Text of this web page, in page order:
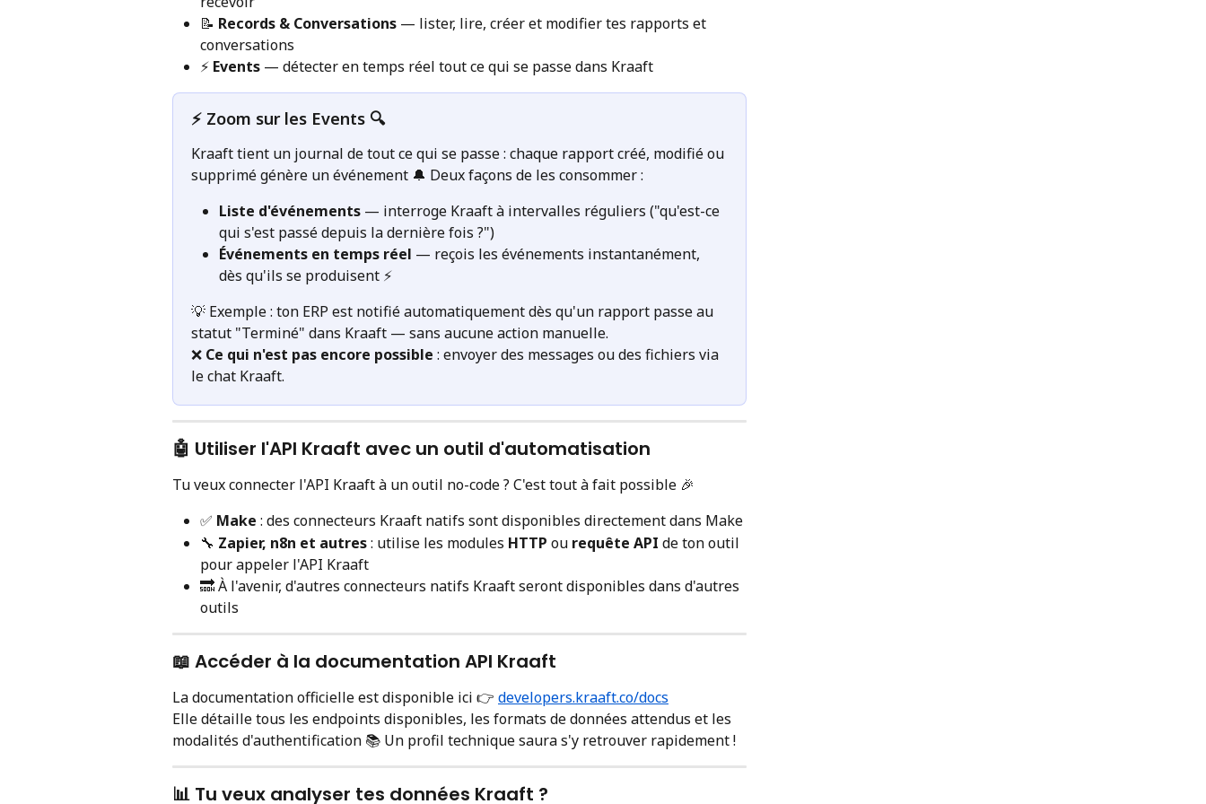
📝 Records & Conversations — lister, lire, créer et modifier tes rapports et
conversations
⚡ Events — détecter en temps réel tout ce qui se passe dans Kraaft
⚡ Zoom sur les Events 🔍
Kraaft tient un journal de tout ce qui se passe : chaque rapport créé, modifié ou
supprimé génère un événement 🔔 Deux façons de les consommer :
Liste d'événements — interroge Kraaft à intervalles réguliers ("qu'est-ce
qui s'est passé depuis la dernière fois ?")
Événements en temps réel — reçois les événements instantanément,
dès qu'ils se produisent ⚡
💡 Exemple : ton ERP est notifié automatiquement dès qu'un rapport passe au
statut "Terminé" dans Kraaft — sans aucune action manuelle.
❌ Ce qui n'est pas encore possible : envoyer des messages ou des fichiers via
le chat Kraaft.
🤖 Utiliser l'API Kraaft avec un outil d'automatisation
Tu veux connecter l'API Kraaft à un outil no-code ? C'est tout à fait possible 🎉
✅ Make : des connecteurs Kraaft natifs sont disponibles directement dans Make
🔧 Zapier, n8n et autres : utilise les modules HTTP ou requête API de ton outil
pour appeler l'API Kraaft
🔜 À l'avenir, d'autres connecteurs natifs Kraaft seront disponibles dans d'autres
outils
📖 Accéder à la documentation API Kraaft
La documentation officielle est disponible ici 👉 developers.kraaft.co/docs
Elle détaille tous les endpoints disponibles, les formats de données attendus et les
modalités d'authentification 📚 Un profil technique saura s'y retrouver rapidement !
📊 Tu veux analyser tes données Kraaft ?